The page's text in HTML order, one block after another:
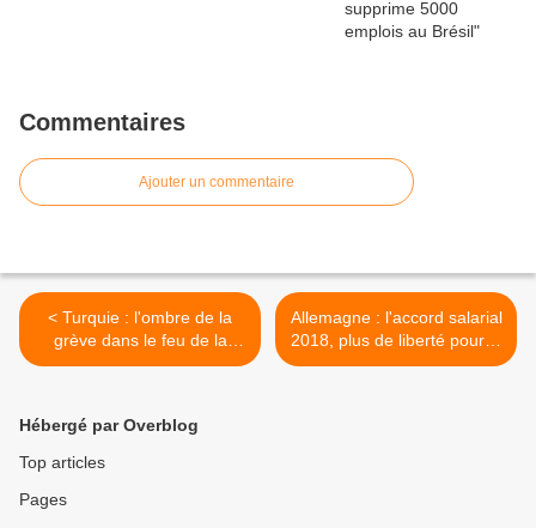
Commentaires
Ajouter un commentaire
< Turquie : l'ombre de la
grève dans le feu de la
guerre
Allemagne : l'accord salarial
2018, plus de liberté pour le
capital >
Hébergé par Overblog
Top articles
Pages